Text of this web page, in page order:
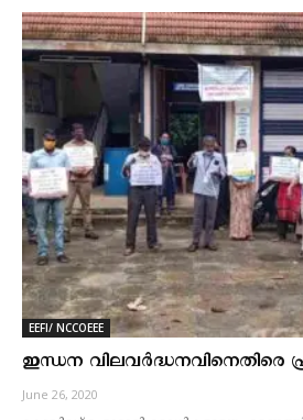
EEFI/ NCCOEEE
ഇന്ധന വിലവര്‍ദ്ധനവിനെതിരെ
June 26, 2020